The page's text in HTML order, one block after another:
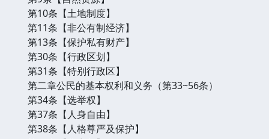
第10条【土地制度】
第11条【非公有制经济】
第13条【保护私有财产】
第30条【行政区划】
第31条【特别行政区】
第二章公民的基本权利和义务（第33~56条）
第34条【选举权】
第37条【人身自由】
第38条【人格尊严及保护】